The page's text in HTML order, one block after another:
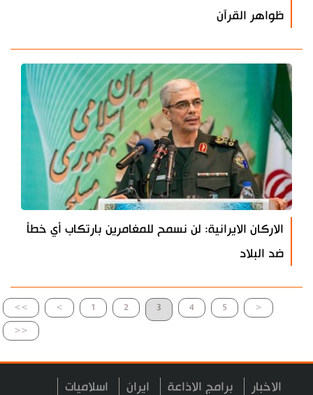
ظواهر القرآن
الاركان الايرانية: لن نسمح للمغامرين بارتكاب أي خطأ
ضد البلاد
>> > 1 2 3 4 5 <
<<
الاخبار برامج الاذاعة ايران اسلاميات